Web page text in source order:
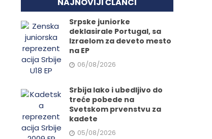
NAJNOVIJI ČLANCI
Srpske juniorke
deklasirale Portugal, sa
Izraelom za deveto mesto
na EP
06/08/2026
Srbija lako i ubedljivo do
treće pobede na
Svetskom prvenstvu za
kadete
05/08/2026